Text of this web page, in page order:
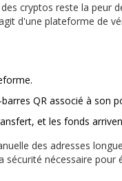
cryptos reste la peur
d'une plateforme de
QR associé à son
et les fonds
des adresses
nécessaire pour